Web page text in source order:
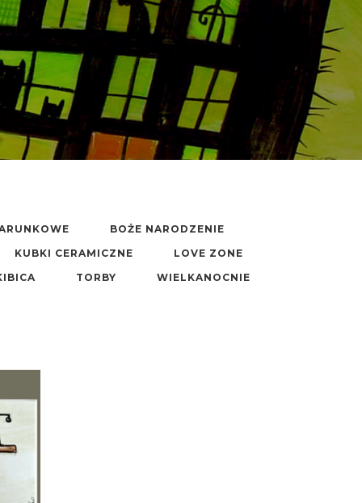
BOŻE NARODZENIE
KUBKI CERAMICZNE
LOVE ZONE
TORBY WIELKANOCNIE